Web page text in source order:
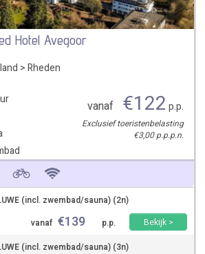
Hotel Avegoor
>Rheden
vanaf €122 p.p.
Exclusief toeristenbelasting
€3,00 p.p.p.n.
(incl. zwembad/sauna) (2n)
vanaf €139 p.p.
Bekijk >
(incl. zwembad/sauna) (3n)